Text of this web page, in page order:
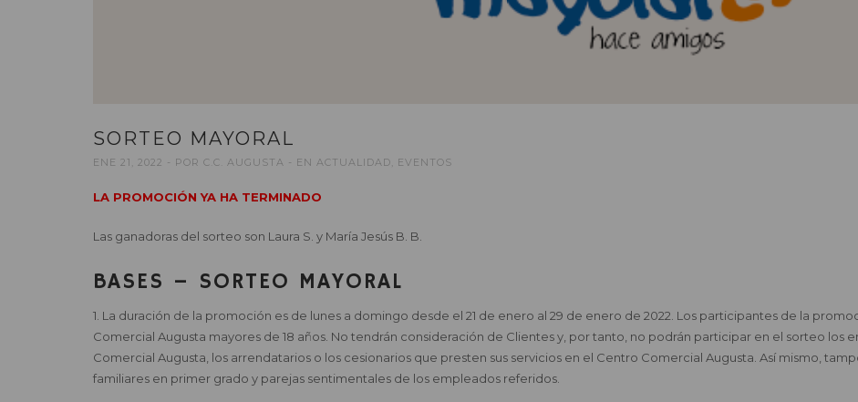
SORTEO MAYORAL
ENE 21, 2022 POR C.C. AUGUSTA EN ACTUALIDAD EVENTOS
LA PROMOCIÓN YA HA TERMINADO
Las ganadoras del sorteo son Laura S. y María Jesús B. B.
BASES – SORTEO MAYORAL
1. La duración de la promoción es de lunes a domingo desde el 21 de enero al 29 de enero de 2022. Los participantes de la
Comercial Augusta mayores de 18 años. No tendrán consideración de Clientes y, por tanto, no podrán participar en el sorteo
Comercial Augusta, los arrendatarios o los cesionarios que presten sus servicios en el Centro Comercial Augusta. Así mismo,
familiares en primer grado y parejas sentimentales de los empleados referidos.